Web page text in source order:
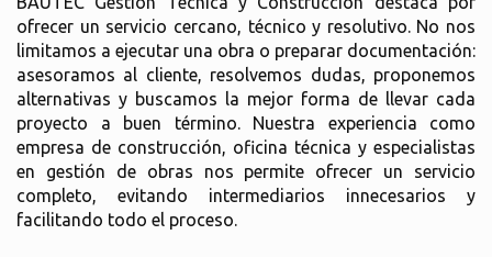
ofrecer un servicio cercano, técnico y resolutivo. No nos
limitamos a ejecutar una obra o preparar documentación:
asesoramos al cliente, resolvemos dudas, proponemos
alternativas y buscamos la mejor forma de llevar cada
proyecto a buen término. Nuestra experiencia como
empresa de construcción, oficina técnica y especialistas
en gestión de obras nos permite ofrecer un servicio
completo, evitando intermediarios innecesarios y
facilitando todo el proceso.